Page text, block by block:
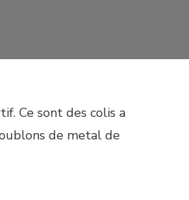
Ce sont des colis a
de metal de